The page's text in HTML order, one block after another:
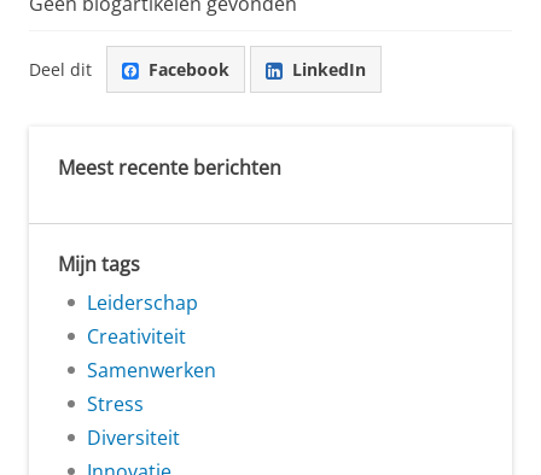
Deel dit Facebook LinkedIn
Meest recente berichten
Mijn tags
Leiderschap
Creativiteit
Samenwerken
Stress
Diversiteit